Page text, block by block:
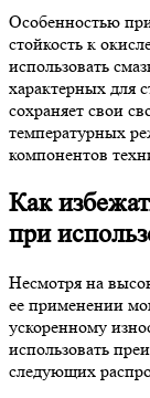
Особенностью
стойкость к
использовать
характерных для
сохраняет свои
температурных
компонентов
Как
при
Несмотря на
ее применении
ускоренному
использовать
следующих